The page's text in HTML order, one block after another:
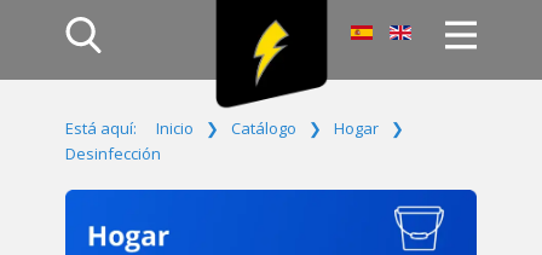
Productos
Empresa
Campañas
Está aquí: Inicio ❯ Catálogo ❯ Hogar
❯
Desinfección